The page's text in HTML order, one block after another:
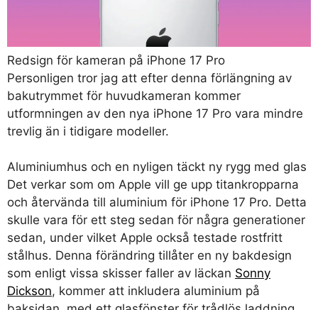
Redsign för kameran på iPhone 17 Pro
Personligen tror jag att efter denna förlängning av
bakutrymmet för huvudkameran kommer
utformningen av den nya iPhone 17 Pro vara mindre
trevlig än i tidigare modeller.
Aluminiumhus och en nyligen täckt ny rygg med glas
Det verkar som om Apple vill ge upp titankropparna
och återvända till aluminium för iPhone 17 Pro. Detta
skulle vara för ett steg sedan för några generationer
sedan, under vilket Apple också testade rostfritt
stålhus. Denna förändring tillåter en ny bakdesign
som enligt vissa skisser faller av läckan Sonny
Dickson, kommer att inkludera aluminium på